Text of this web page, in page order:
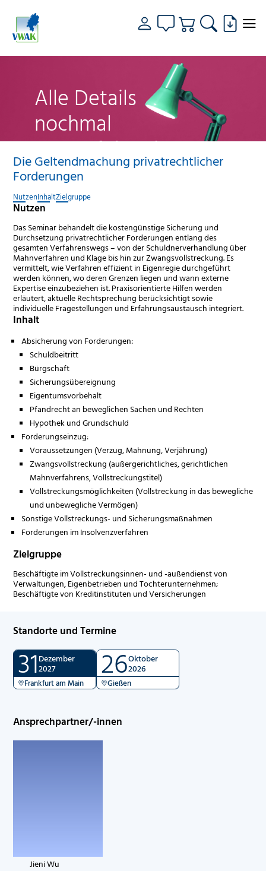
Alle Details
nochmal
genau fokussiert
Die Geltendmachung privatrechtlicher
Forderungen
NutzenInhaltZielgruppe
Nutzen
Das Seminar behandelt die kostengünstige Sicherung und
Durchsetzung privatrechtlicher Forderungen entlang des
gesamten Verfahrenswegs – von der Schuldnerverhandlung über
Mahnverfahren und Klage bis hin zur Zwangsvollstreckung. Es
vermittelt, wie Verfahren effizient in Eigenregie durchgeführt
werden können, wo deren Grenzen liegen und wann externe
Expertise einzubeziehen ist. Praxisorientierte Hilfen werden
erläutert, aktuelle Rechtsprechung berücksichtigt sowie
individuelle Fragestellungen und Erfahrungsaustausch integriert.
Inhalt
Absicherung von Forderungen:
Schuldbeitritt
Bürgschaft
Sicherungsübereignung
Eigentumsvorbehalt
Pfandrecht an beweglichen Sachen und Rechten
Hypothek und Grundschuld
Forderungseinzug:
Voraussetzungen (Verzug, Mahnung, Verjährung)
Zwangsvollstreckung (außergerichtliches, gerichtlichen
Mahnverfahrens, Vollstreckungstitel)
Vollstreckungsmöglichkeiten (Vollstreckung in das bewegliche
und unbewegliche Vermögen)
Sonstige Vollstreckungs- und Sicherungsmaßnahmen
Forderungen im Insolvenzverfahren
Zielgruppe
Beschäftigte im Vollstreckungsinnen- und -außendienst von
Verwaltungen, Eigenbetrieben und Tochterunternehmen;
Beschäftigte von Kreditinstituten und Versicherungen
Standorte und Termine
31Dezember
2027
Frankfurt am Main 26Oktober
2026
Gießen
Ansprechpartner/-innen
Jieni Wu